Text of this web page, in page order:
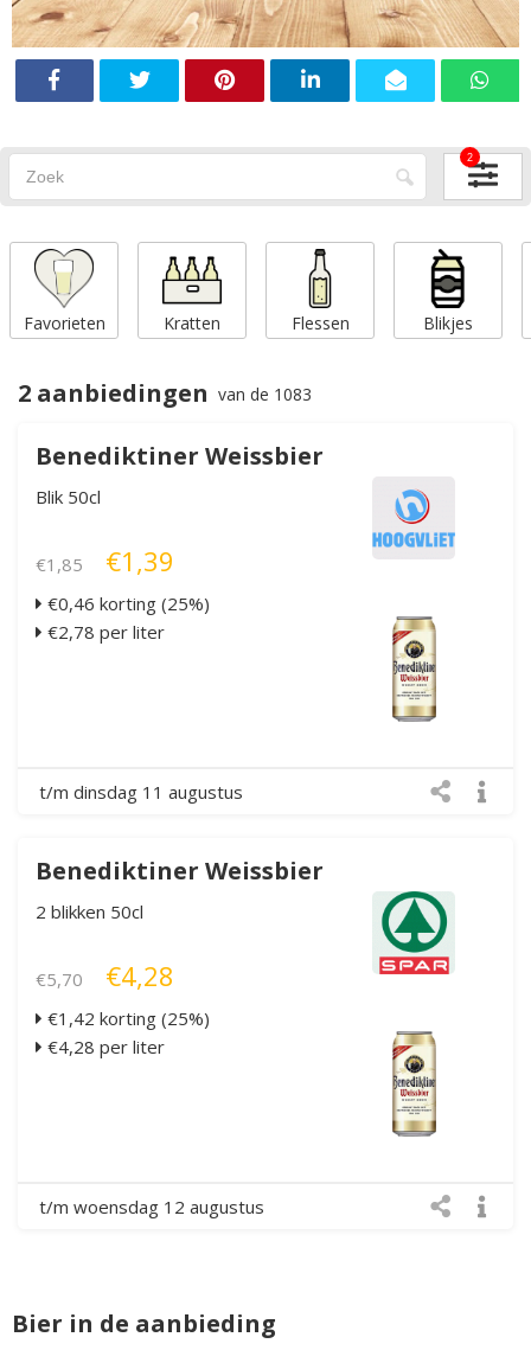
2
Favorieten Kratten Flessen Blikjes
2 aanbiedingen van de 1083
Benediktiner Weissbier
Blik 50cl
€1,85 €1,39
€0,46 korting (25%)
€2,78 per liter
t/m dinsdag 11 augustus
Benediktiner Weissbier
2 blikken 50cl
€5,70 €4,28
€1,42 korting (25%)
€4,28 per liter
t/m woensdag 12 augustus
Bier in de aanbieding